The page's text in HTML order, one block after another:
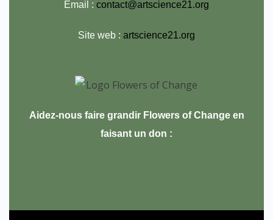
Email : contact@artscience21.org
Site web : artscience21.org
Aidez-nous faire grandir Flowers of Change en
faisant un don :